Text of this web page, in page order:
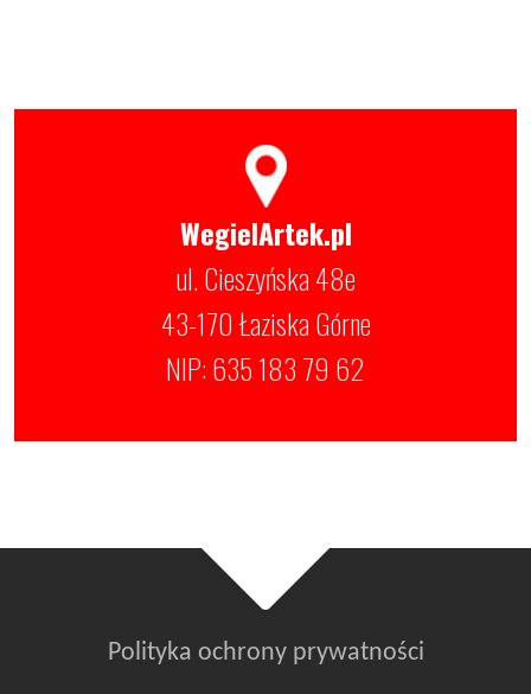
WegielArtek.pl
ul. Cieszyńska 48e
43-170 Łaziska Górne
NIP: 635 183 79 62
Polityka ochrony prywatności